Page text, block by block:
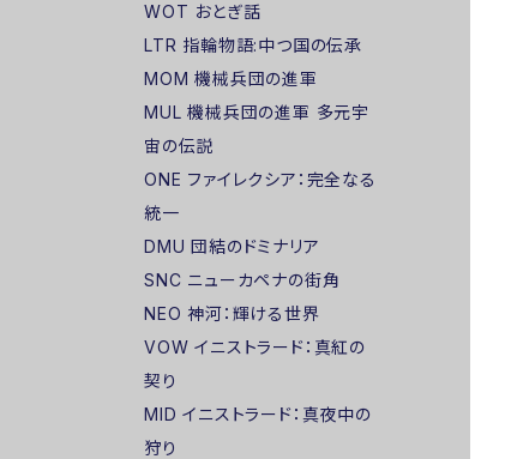
WOT おとぎ話
LTR 指輪物語:中つ国の伝承
MOM 機械兵団の進軍
MUL 機械兵団の進軍 多元宇
宙の伝説
ONE ファイレクシア：完全なる
統一
DMU 団結のドミナリア
SNC ニューカペナの街角
NEO 神河：輝ける世界
VOW イニストラード：真紅の
契り
MID イニストラード：真夜中の
狩り